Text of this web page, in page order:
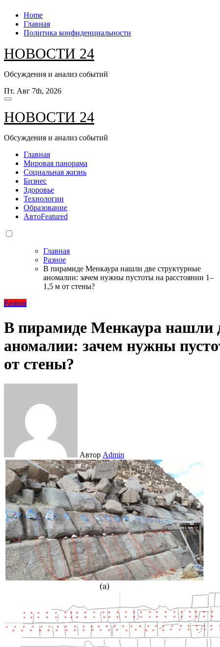
Перейти
содержанию
Home
Главная
Политика конфиденциальности
НОВОСТИ 24
Обсуждения и анализ событий
Пт. Авг 7th, 2026
НОВОСТИ 24
Обсуждения и анализ событий
Главная
Мировая панорама
Социальная жизнь
Бизнес
Здоровье
Технологии
Образование
АвтоFeatured
Главная
Разное
В пирамиде Менкаура нашли две структурные
аномалии: зачем нужны пустоты на расстоянии 1–
1,5 м от стены?
Разное
В пирамиде Менкаура нашли
аномалии: зачем нужны
от стены?
Автор Admin